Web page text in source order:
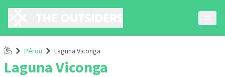
Accueil
Pérou Laguna Viconga
Laguna Viconga